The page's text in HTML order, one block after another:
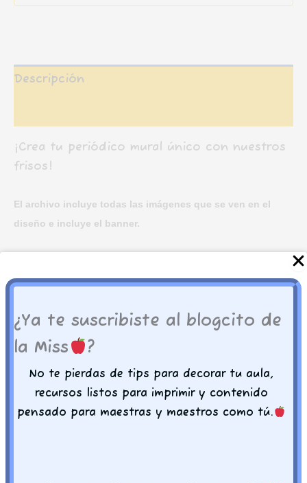
¿Ya te suscribiste al blogcito de
la Miss
?
No te pierdas de tips para decorar tu aula,
recursos listos para imprimir y contenido
pensado para maestras y maestros como tú.
(Noviembre)
Descripción
¡Crea tu periódico mural único con nuestros
frisos!
El archivo incluye todas las imágenes que se ven en el
diseño e incluye el banner.
listo para imprimir en cualquier tipo de papel
Recuerda que nuestros archivos están listos
para imprimir en tabloide de 19 x 13 pulgadas
pero tu puedes ajustarlo a la medida que
necesites.